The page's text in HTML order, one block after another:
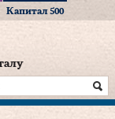
Капитал 500